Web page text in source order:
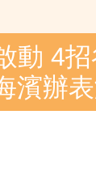
動 4
濱辦